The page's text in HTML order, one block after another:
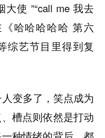
大使 ”“call me 我去
哈哈哈哈哈 第六
综艺节目里得到复
变多了，笑点成为
槽点则依然是打动